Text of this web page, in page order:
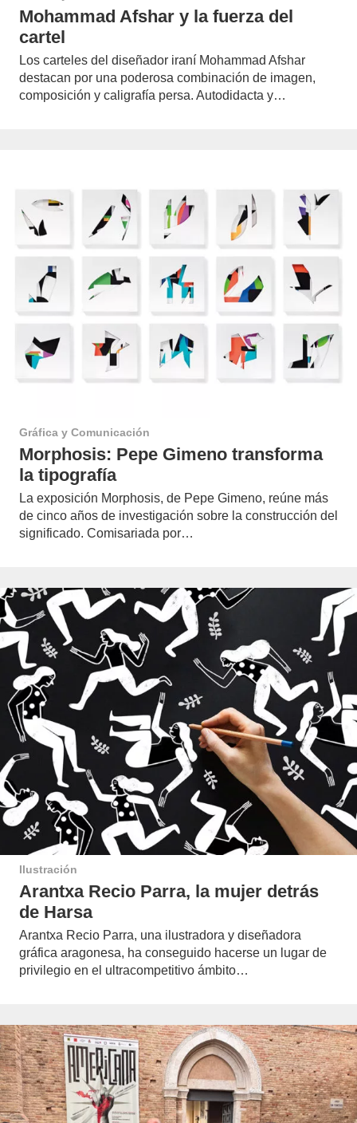
Mohammad Afshar y la fuerza del
cartel
Los carteles del diseñador iraní Mohammad Afshar
destacan por una poderosa combinación de imagen,
composición y caligrafía persa. Autodidacta y…
Gráfica y Comunicación
Morphosis: Pepe Gimeno transforma
la tipografía
La exposición Morphosis, de Pepe Gimeno, reúne más
de cinco años de investigación sobre la construcción del
significado. Comisariada por…
Ilustración
Arantxa Recio Parra, la mujer detrás
de Harsa
Arantxa Recio Parra, una ilustradora y diseñadora
gráfica aragonesa, ha conseguido hacerse un lugar de
privilegio en el ultracompetitivo ámbito…